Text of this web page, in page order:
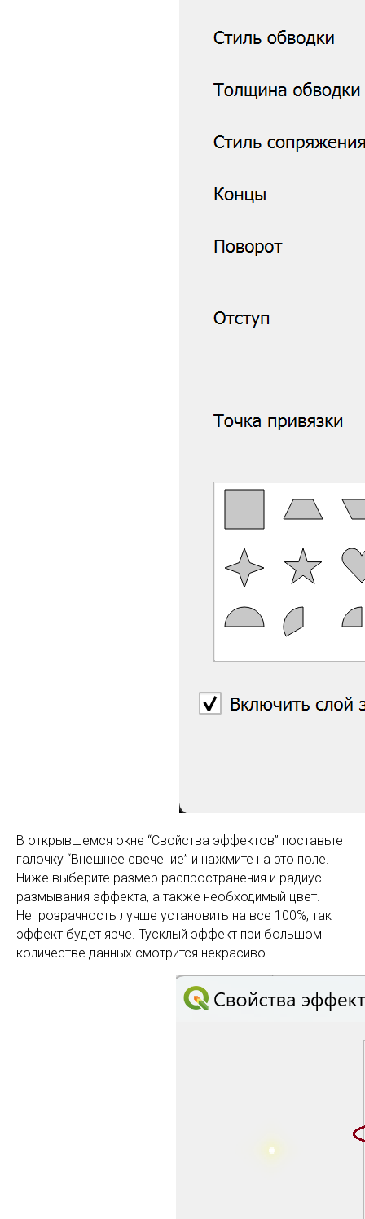
В открывшемся окне “Свойства эффектов” поставьте
галочку “Внешнее свечение” и нажмите на это поле.
Ниже выберите размер распространения и радиус
размывания эффекта, а также необходимый цвет.
Непрозрачность лучше установить на все 100%, так
эффект будет ярче. Тусклый эффект при большом
количестве данных смотрится некрасиво.